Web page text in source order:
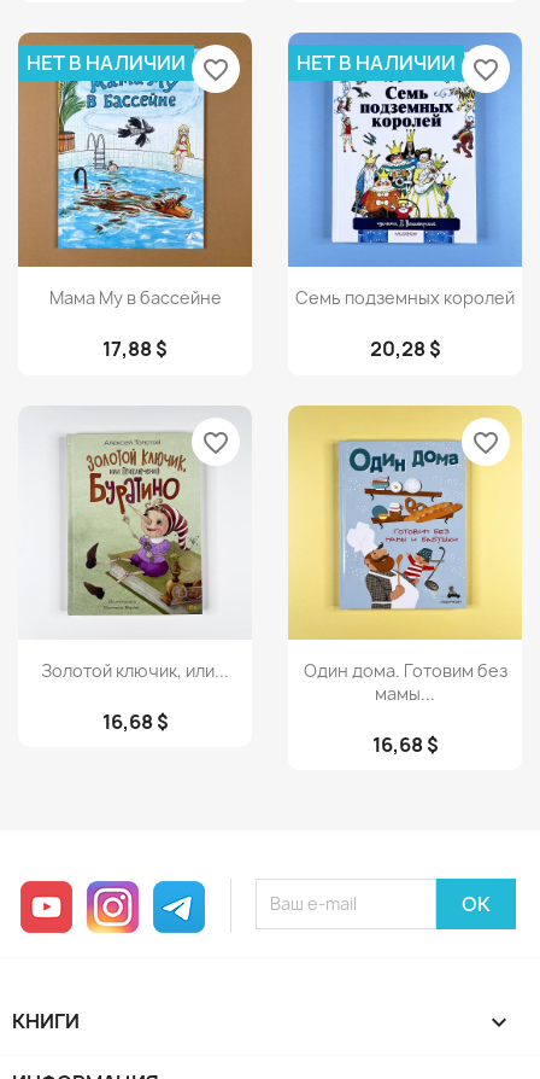
Просмотр
Мама Му в бассейне
17,88 $
НЕТ В НАЛИЧИИ favorite_border
Просмотр
Семь подземных королей
20,28 $
НЕТ В НАЛИЧИИ favorite_border
Просмотр
Золотой ключик, или...
16,68 $
favorite_border
Просмотр
Один дома. Готовим без
мамы...
16,68 $
favorite_border
YouTube InstagramTelegram
КНИГИ 